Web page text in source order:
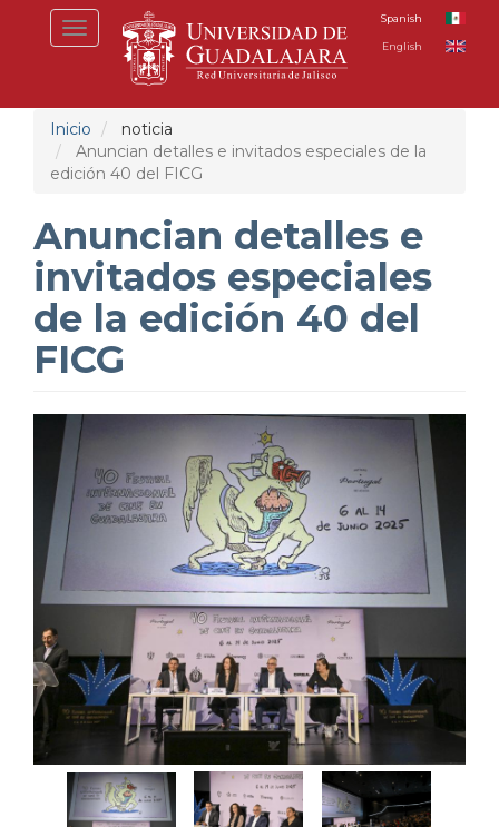
Toggle
navigation
Spanish
English
Inicio
noticia
Anuncian detalles e invitados especiales de la
edición 40 del FICG
Anuncian detalles e
invitados especiales
de la edición 40 del
FICG